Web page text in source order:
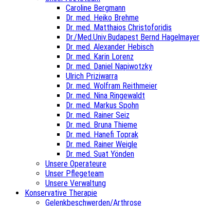
Caroline Bergmann
Dr. med. Heiko Brehme
Dr. med. Matthaios Christoforidis
Dr./Med.Univ.Budapest Bernd Hagelmayer
Dr. med. Alexander Hebisch
Dr. med. Karin Lorenz
Dr. med. Daniel Napiwotzky
Ulrich Priziwarra
Dr. med. Wolfram Reithmeier
Dr. med. Nina Ringewaldt
Dr. med. Markus Spohn
Dr. med. Rainer Seiz
Dr. med. Bruna Thieme
Dr. med. Hanefi Toprak
Dr. med. Rainer Weigle
Dr. med. Suat Yönden
Unsere Operateure
Unser Pflegeteam
Unsere Verwaltung
Konservative Therapie
Gelenkbeschwerden/Arthrose